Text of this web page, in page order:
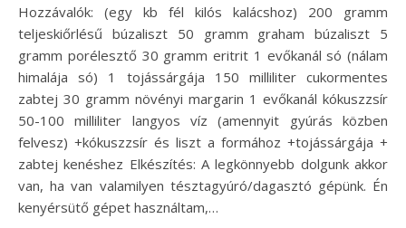
Hozzávalók: (egy kb fél kilós kalácshoz) 200 gramm
teljeskiőrlésű búzaliszt 50 gramm graham búzaliszt 5
gramm porélesztő 30 gramm eritrit 1 evőkanál só (nálam
himalája só) 1 tojássárgája 150 milliliter cukormentes
zabtej 30 gramm növényi margarin 1 evőkanál kókuszzsír
50-100 milliliter langyos víz (amennyit gyúrás közben
felvesz) +kókuszzsír és liszt a formához +tojássárgája +
zabtej kenéshez Elkészítés: A legkönnyebb dolgunk akkor
van, ha van valamilyen tésztagyúró/dagasztó gépünk. Én
kenyérsütő gépet használtam,…